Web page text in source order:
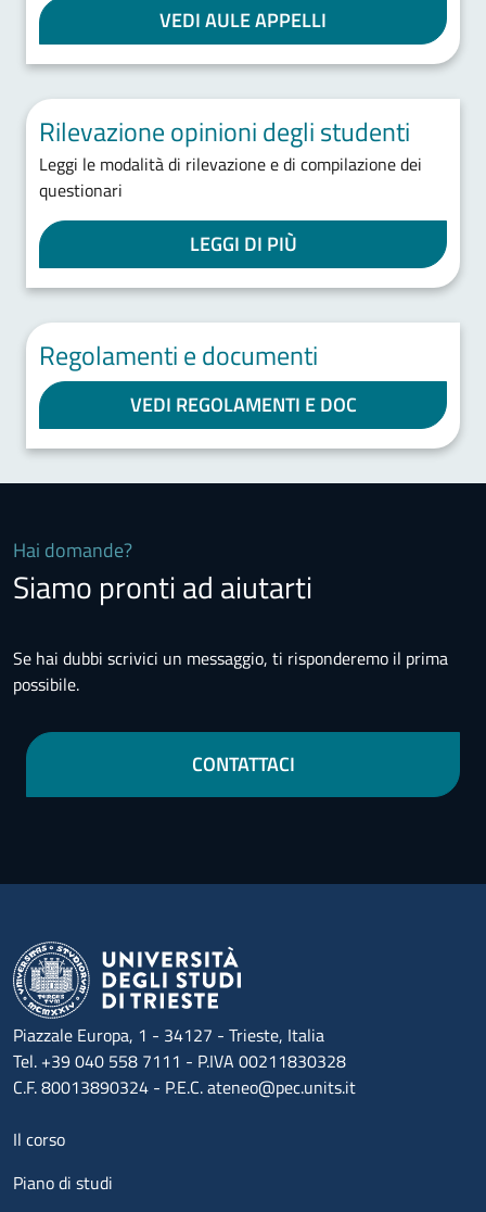
VEDI AULE APPELLI
Rilevazione opinioni degli studenti
Leggi le modalità di rilevazione e di compilazione dei
questionari
LEGGI DI PIÙ
Regolamenti e documenti
VEDI REGOLAMENTI E DOC
Hai domande?
Siamo pronti ad aiutarti
Se hai dubbi scrivici un messaggio, ti risponderemo il prima
possibile.
CONTATTACI
Piazzale Europa, 1 - 34127 - Trieste, Italia
Tel. +39 040 558 7111 - P.IVA 00211830328
C.F. 80013890324 - P.E.C. ateneo@pec.units.it
Menu footer 1
Il corso
Piano di studi